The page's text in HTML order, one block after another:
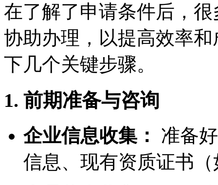
在了解了申请条件后，
协助办理，以提高效率
下几个关键步骤。
1. 前期准备与咨询
企业信息收集：
准备
信息、现有资质证书